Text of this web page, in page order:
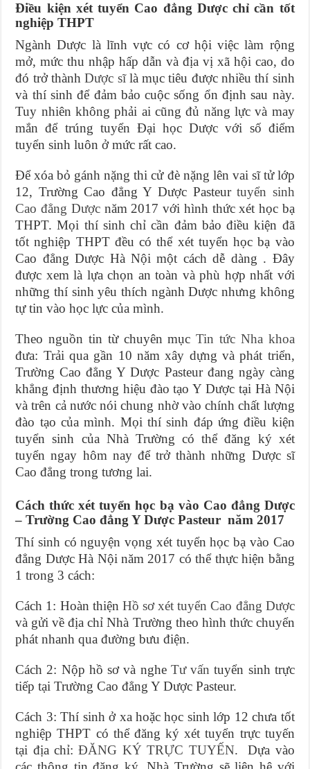
Điều kiện xét tuyển Cao đẳng Dược chỉ cần tốt
nghiệp THPT
Ngành Dược là lĩnh vực có cơ hội việc làm rộng
mở, mức thu nhập hấp dẫn và địa vị xã hội cao, do
đó trở thànhDược sĩlà mục tiêu được nhiều thí sinh
và thí sinh để đảm bảo cuộc sống ổn định sau này.
Tuy nhiên không phải ai cũng đủ năng lực và may
mắn để trúng tuyển Đại học Dược với số điểm
tuyển sinh luôn ở mức rất cao.
Để xóa bỏ gánh nặng thi cử đè nặng lên vai sĩ tử lớp
12, Trường Cao đẳng Y Dược Pasteurtuyển sinh
Cao đẳng Dượcnăm 2017 với hình thức xét học bạ
THPT. Mọi thí sinh chỉ cần đảm bảo điều kiện đã
tốt nghiệp THPT đều có thể xét tuyển học bạ vào
Cao đẳng Dược Hà Nội một cách dễ dàng . Đây
được xem là lựa chọn an toàn và phù hợp nhất với
những thí sinh yêu thích ngành Dược nhưng không
tự tin vào học lực của mình.
Theo nguồn tin từ chuyên mụcTin tức Nha khoa
đưa: Trải qua gần 10 năm xây dựng và phát triển,
Trường Cao đẳng Y Dược Pasteur đang ngày càng
khẳng định thương hiệu đào tạo Y Dược tại Hà Nội
và trên cả nước nói chung nhờ vào chính chất lượng
đào tạo của mình. Mọi thí sinh đáp ứng điều kiện
tuyển sinh của Nhà Trường có thể đăng ký xét
tuyển ngay hôm nay để trở thành những Dược sĩ
Cao đẳng trong tương lai.
Cách thức xét tuyển học bạ vào Cao đẳng Dược
– Trường Cao đẳng Y Dược Pasteur năm 2017
Thí sinh có nguyện vọng xét tuyển học bạ vào Cao
đẳng Dược Hà Nội năm 2017 có thể thực hiện bằng
1 trong 3 cách:
Cách 1: Hoàn thiện Hồ sơ xét tuyển Cao đẳng Dược
và gửi về địa chỉ Nhà Trường theo hình thức chuyển
phát nhanh qua đường bưu điện.
Cách 2: Nộp hồ sơ và nghe Tư vấn tuyển sinh trực
tiếp tại Trường Cao đẳng Y Dược Pasteur.
Cách 3: Thí sinh ở xa hoặc học sinh lớp 12 chưa tốt
nghiệp THPT có thể đăng ký xét tuyển trực tuyến
tại địa chỉ:ĐĂNG KÝ TRỰC TUYẾN. Dựa vào